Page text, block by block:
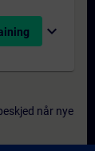
expand_more
når nye